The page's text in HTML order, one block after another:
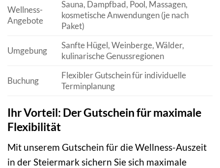
Wellness-
Angebote
Sauna, Dampfbad, Pool, Massagen,
kosmetische Anwendungen (je nach
Paket)
Umgebung
Sanfte Hügel, Weinberge, Wälder,
kulinarische Genussregionen
Buchung
Flexibler Gutschein für individuelle
Terminplanung
Ihr Vorteil: Der Gutschein für maximale
Flexibilität
Mit unserem Gutschein für die Wellness-Auszeit
in der Steiermark sichern Sie sich maximale